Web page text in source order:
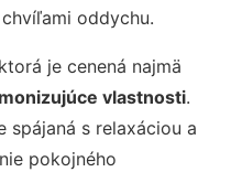
oddychu.
je cenená najmä
vlastnosti.
spájaná s relaxáciou a
pokojného